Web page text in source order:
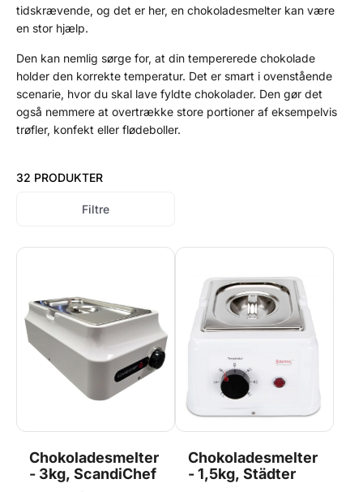
tidskrævende, og det er her, en chokoladesmelter kan være
en stor hjælp.
Den kan nemlig sørge for, at din tempererede chokolade
holder den korrekte temperatur. Det er smart i ovenstående
scenarie, hvor du skal lave fyldte chokolader. Den gør det
også nemmere at overtrække store portioner af eksempelvis
trøfler, konfekt eller flødeboller.
32 PRODUKTER
Filtre
Chokoladesmelter
- 3kg, ScandiChef
Chokoladesmelter
- 1,5kg, Städter